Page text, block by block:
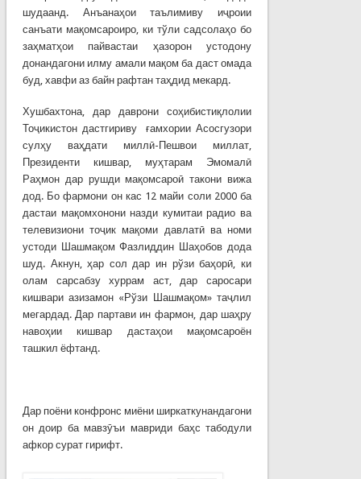
шудаанд. Анъанаҳои таълимиву иҷроии
санъати мақомсароиро, ки тўли садсолаҳо бо
заҳматҳои пайвастаи ҳазорон устодону
донандагони илму амали мақом ба даст омада
буд, хавфи аз байн рафтан таҳдид мекард.
Хушбахтона, дар даврони соҳибистиқлолии
Тоҷикистон дастгириву ғамхории Асосгузори
сулҳу ваҳдати миллӣ-Пешвои миллат,
Президенти кишвар, муҳтарам Эмомалӣ
Раҳмон дар рушди мақомсароӣ такони вижа
дод. Бо фармони он кас 12 майи соли 2000 ба
дастаи мақомхонони назди кумитаи радио ва
телевизиони тоҷик мақоми давлатӣ ва номи
устоди Шашмақом Фазлиддин Шаҳобов дода
шуд. Акнун, ҳар сол дар ин рўзи баҳорӣ, ки
олам сарсабзу хуррам аст, дар саросари
кишвари азизамон «Рўзи Шашмақом» таҷлил
мегардад. Дар партави ин фармон, дар шаҳру
навоҳии кишвар дастаҳои мақомсароён
ташкил ёфтанд.
Дар поёни конфронс миёни ширкаткунандагони
он доир ба мавзӯъи мавриди баҳс табодули
афкор сурат гирифт.